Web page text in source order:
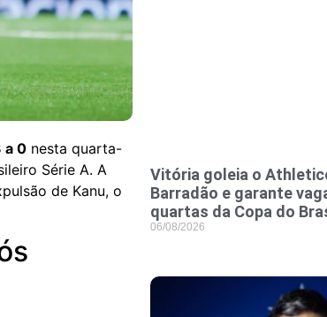
a 0 nesta quarta-
Série A. A
de Kanu, o
Vitória goleia o
Barradão e garante
quartas da Copa do
06/08/2026